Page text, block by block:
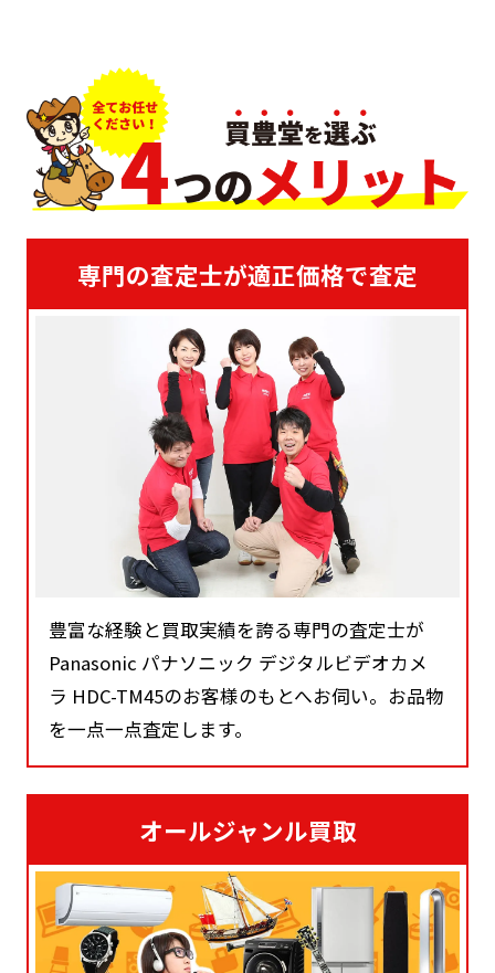
専門の査定士が適正価格で査定
豊富な経験と買取実績を誇る専門の査定士が
Panasonic パナソニック デジタルビデオカメ
ラ HDC-TM45のお客様のもとへお伺い。お品物
を一点一点査定します。
オールジャンル買取